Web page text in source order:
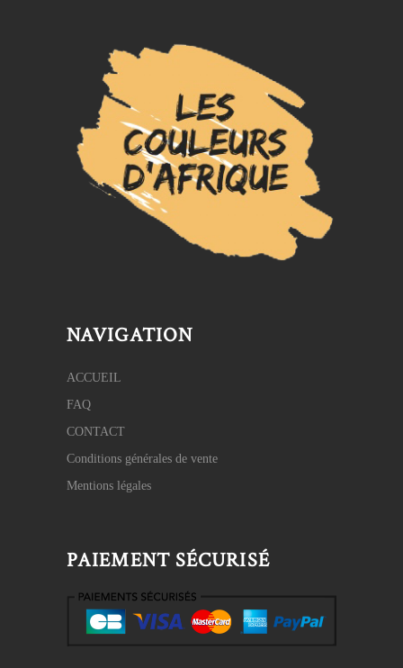
NAVIGATION
ACCUEIL
FAQ
CONTACT
Conditions générales de vente
Mentions légales
PAIEMENT SÉCURISÉ